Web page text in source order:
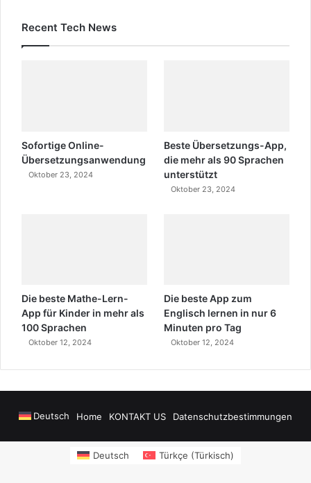
Recent Tech News
Sofortige Online-
Übersetzungsanwendung
Oktober 23, 2024
Beste Übersetzungs-App,
die mehr als 90 Sprachen
unterstützt
Oktober 23, 2024
Die beste Mathe-Lern-
App für Kinder in mehr als
100 Sprachen
Oktober 12, 2024
Die beste App zum
Englisch lernen in nur 6
Minuten pro Tag
Oktober 12, 2024
Deutsch Home KONTAKT US Datenschutzbestimmungen
Deutsch Türkçe (Türkisch)